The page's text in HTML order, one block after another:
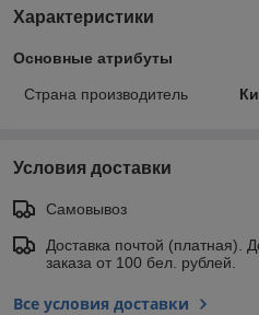
Характеристики
Основные атрибуты
Страна производитель
Условия доставки
Самовывоз
Доставка почтой (платная).
заказа от 100 бел. рублей.
Все условия доставки